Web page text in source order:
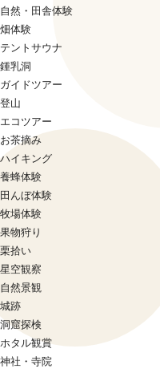
自然・田舎体験
畑体験
テントサウナ
鍾乳洞
ガイドツアー
登山
エコツアー
お茶摘み
ハイキング
養蜂体験
田んぼ体験
牧場体験
果物狩り
栗拾い
星空観察
自然景観
城跡
洞窟探検
ホタル観賞
神社・寺院